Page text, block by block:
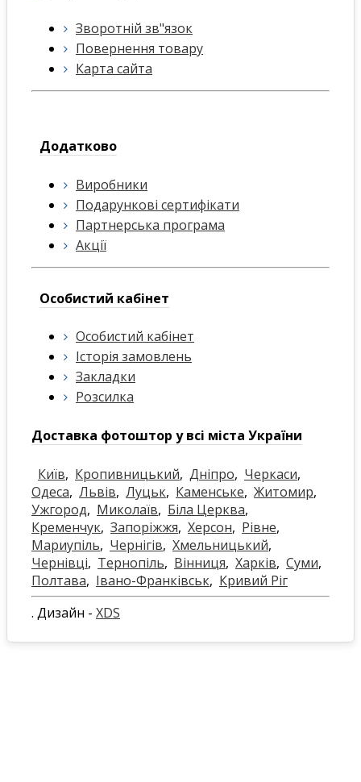
Зворотній зв"язок
Повернення товару
Карта сайта
Додатково
Виробники
Подарункові сертифікати
Партнерська програма
Акції
Особистий кабінет
Особистий кабінет
Історія замовлень
Закладки
Розсилка
Доставка фотоштор у всі міста України
Київ, Кропивницький, Дніпро, Черкаси,
Одеса, Львів, Луцьк, Каменське, Житомир,
Ужгород, Миколаїв, Біла Церква,
Кременчук, Запоріжжя, Херсон, Рівне,
Мариупіль, Чернігів, Хмельницький,
Чернівці, Тернопіль, Вінниця, Харків, Суми,
Полтава, Івано-Франківськ, Кривий Ріг
. Дизайн - XDS